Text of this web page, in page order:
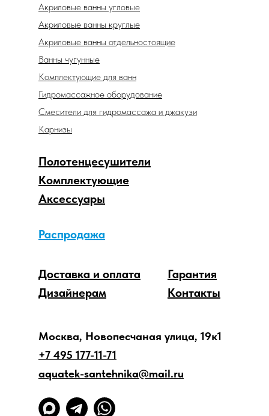
Аксессуары
Распродажа
Комплектующие
Дизайнерам
Доставка и оплата
Гарантия
Контакты
Акриловые ванны отдельностоящие
Акриловые ванны угловые
Акриловые ванны круглые
Ванны чугунные
Комплектующие для ванн
Гидромассажное оборудование
Смесители для гидромассажа и джакузи
Карнизы
Полотенцесушители
Москва, Новопесчаная улица, 19к1
+7 495 177-11-71
aquatek-santehnika@mail.ru